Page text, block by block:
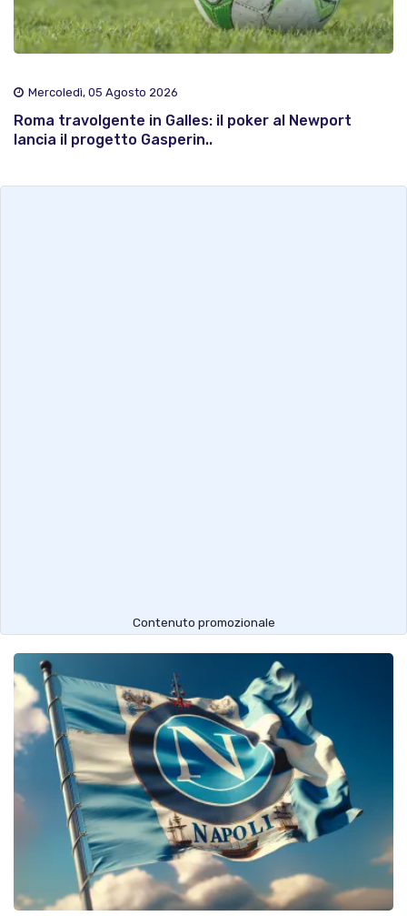
Mercoledì, 05 Agosto 2026
Roma travolgente in Galles: il poker al Newport
lancia il progetto Gasperin..
Contenuto promozionale